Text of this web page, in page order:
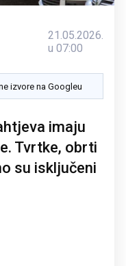
21.05.2026.
u 07:00
izvore na Googleu
imaju
Tvrtke, obrti
su isključeni